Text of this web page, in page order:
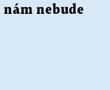
nám nebude